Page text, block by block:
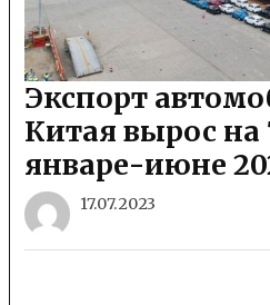
Экспорт
Китая вырос на
январе-июне
17.07.2023